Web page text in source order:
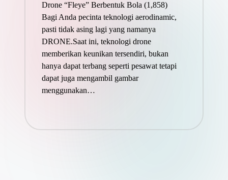
Drone “Fleye” Berbentuk Bola (1,858)
Bagi Anda pecinta teknologi aerodinamic,
pasti tidak asing lagi yang namanya
DRONE.Saat ini, teknologi drone
memberikan keunikan tersendiri, bukan
hanya dapat terbang seperti pesawat tetapi
dapat juga mengambil gambar
menggunakan…